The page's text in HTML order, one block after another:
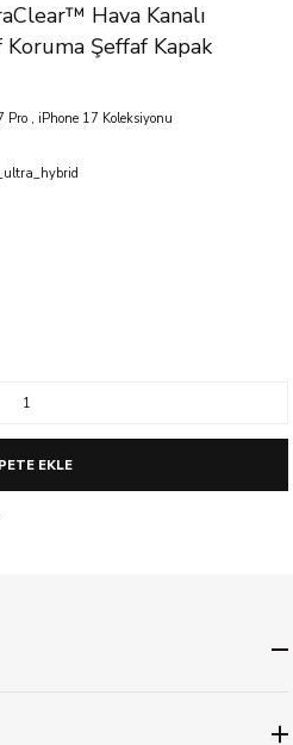
Hava Kanalı
Koruma Şeffaf Kapak
Pro , iPhone 17 Koleksiyonu
EKLE